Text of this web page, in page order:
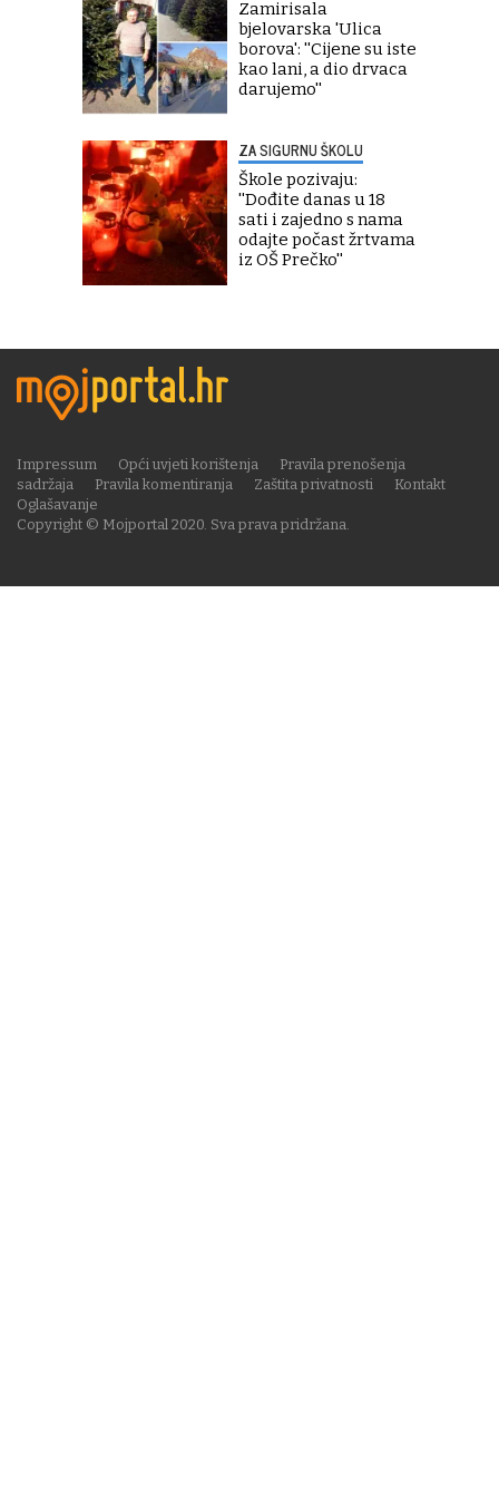
Zamirisala
bjelovarska 'Ulica
borova': ''Cijene su iste
kao lani, a dio drvaca
darujemo''
ZA SIGURNU ŠKOLU
Škole pozivaju:
''Dođite danas u 18
sati i zajedno s nama
odajte počast žrtvama
iz OŠ Prečko''
Copyright © Mojportal 2020. Sva prava pridržana.
Impressum Opći uvjeti korištenja
Pravila prenošenja
sadržaja
Pravila komentiranja Zaštita privatnosti
Kontakt
Oglašavanje